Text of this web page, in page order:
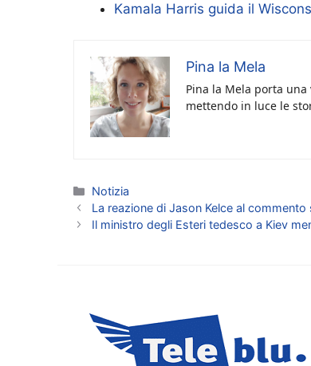
Kamala Harris guida il
Pina la Mela
Pina la Mela porta
mettendo in luce le
Categorie
Notizia
La reazione di Jason Kelce al
Il ministro degli Esteri tedesco a Kiev